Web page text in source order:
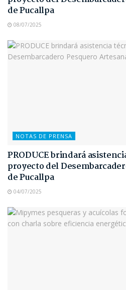
de Pucallpa
08/07/2025
NOTAS DE PRENSA
PRODUCE brindará
proyecto del
de Pucallpa
04/07/2025